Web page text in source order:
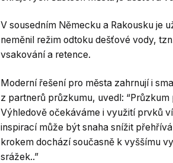
V sousedním Německu a Rakousku je
neměnil režim odtoku dešťové vody,
vsakování a retence.
Moderní řešení pro města zahrnují i
z partnerů průzkumu, uvedl:
Výhledově očekáváme i využití prvků
inspirací může být snaha snížit
krokem dochází současně k vyššímu
srážek..”